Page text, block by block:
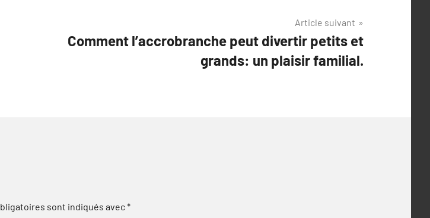
Article suivant
Comment l’accrobranche peut divertir petits et
grands: un plaisir familial.
sont indiqués avec*